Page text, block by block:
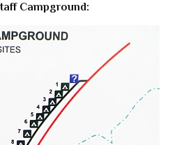
Campground: